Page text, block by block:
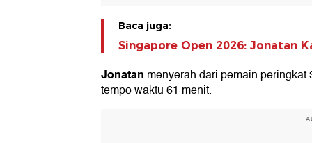
Baca juga:
Singapore Open 2026: Jonatan
Jonatan menyerah dari pemain
tempo waktu 61 menit.